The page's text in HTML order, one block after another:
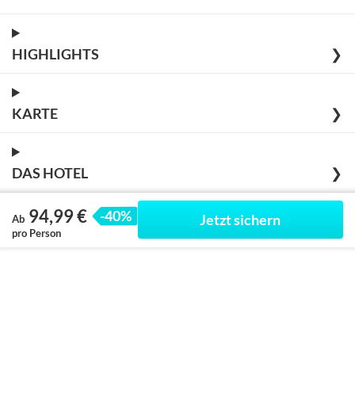
HIGHLIGHTS ❯
KARTE ❯
DAS HOTEL ❯
Ab 94,99 € -40%
pro Person
Jetzt sichern